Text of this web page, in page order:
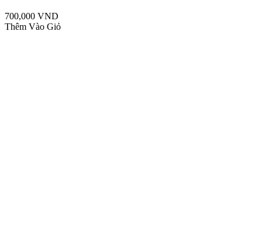
700,000 VND
Thêm Vào Giỏ